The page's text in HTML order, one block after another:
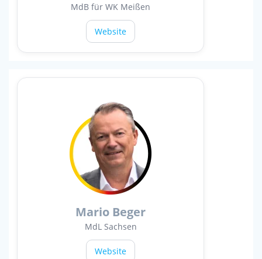
MdB für WK Meißen
Website
Mario Beger
MdL Sachsen
Website